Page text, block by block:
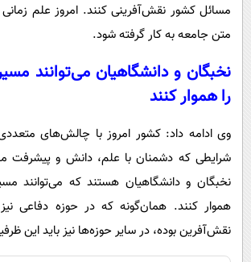
مسائل کشور نقش‌آفرینی کنند. امروز علم
متن جامعه به کار گرفته شود.
نخبگان و دانشگاهیان می‌توانند
را هموار کنند
وی ادامه داد: کشور امروز با چالش‌های
شرایطی که دشمنان با علم، دانش و پیشرفت
نخبگان و دانشگاهیان هستند که می‌توانند
هموار کنند. همان‌گونه که در حوزه دفاعی
نقش‌آفرین بوده، در سایر حوزه‌ها نیز باید این